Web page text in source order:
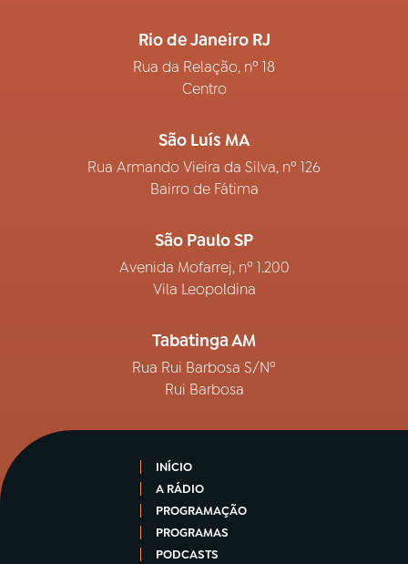
Rio de Janeiro RJ
Rua da Relação, nº 18
Centro
São Luís MA
Rua Armando Vieira da Silva, nº 126
Bairro de Fátima
São Paulo SP
Avenida Mofarrej, nº 1.200
Vila Leopoldina
Tabatinga AM
Rua Rui Barbosa S/Nº
Rui Barbosa
INÍCIO
A RÁDIO
PROGRAMAÇÃO
PROGRAMAS
PODCASTS